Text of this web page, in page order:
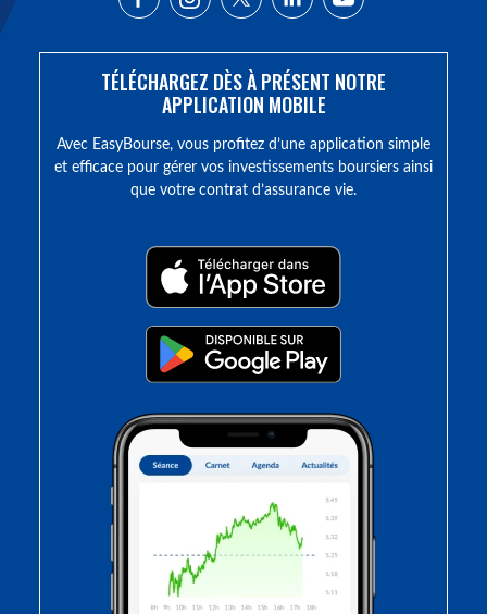
TÉLÉCHARGEZ DÈS À PRÉSENT NOTRE
APPLICATION MOBILE
Avec EasyBourse, vous profitez d’une application simple
et efficace pour gérer vos investissements boursiers ainsi
que votre contrat d’assurance vie.